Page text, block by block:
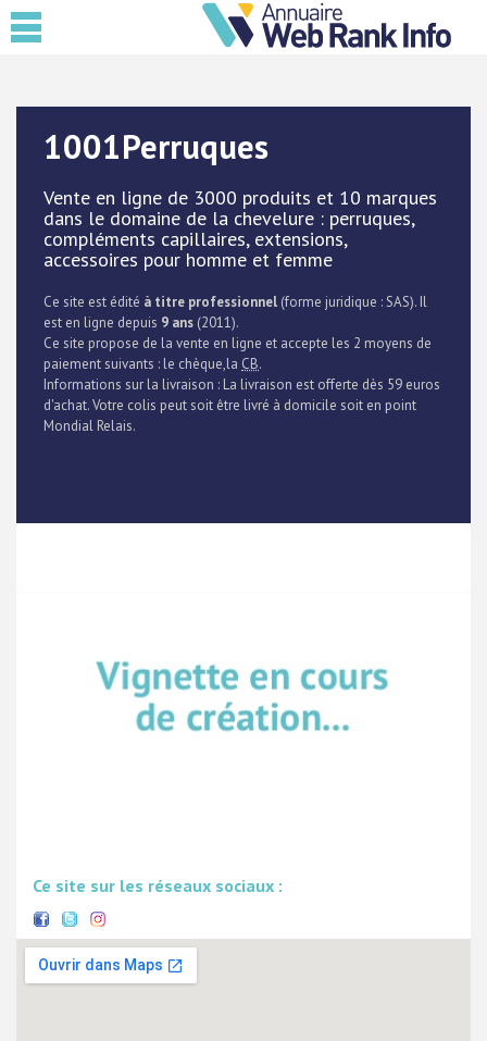
1001Perruques
Vente en ligne de 3000 produits et 10 marques
dans le domaine de la chevelure : perruques,
compléments capillaires, extensions,
accessoires pour homme et femme
Ce site est édité à titre professionnel (forme juridique : SAS). Il
est en ligne depuis 9 ans (2011).
Ce site propose de la vente en ligne et accepte les 2 moyens de
paiement suivants : le chèque,la CB.
Informations sur la livraison : La livraison est offerte dès 59 euros
d'achat. Votre colis peut soit être livré à domicile soit en point
Mondial Relais.
Ce site sur les réseaux sociaux :